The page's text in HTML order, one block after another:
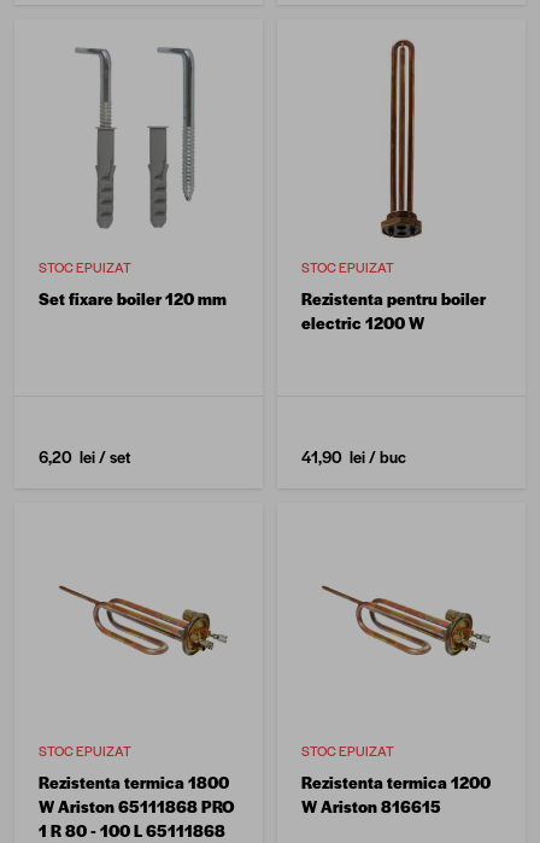
STOC EPUIZAT
Set fixare boiler 120 mm
6,20 lei/ set
STOC EPUIZAT
Rezistenta pentru boiler
electric 1200 W
41,90 lei/ buc
STOC EPUIZAT
Rezistenta termica 1800
W Ariston 65111868 PRO
1 R 80 - 100 L 65111868
STOC EPUIZAT
Rezistenta termica 1200
W Ariston 816615